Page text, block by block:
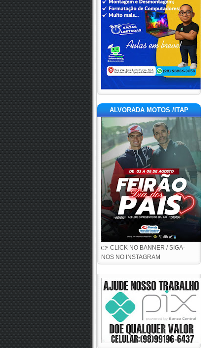
ALVORADA MOTOS /ITAP
👉 CLICK NO BANNER / SIGA-
NOS NO INSTAGRAM